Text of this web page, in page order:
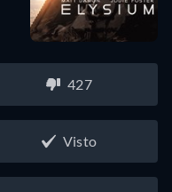
427
Visto